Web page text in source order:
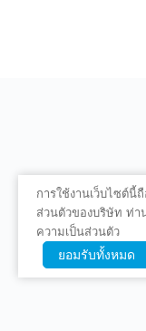
การใช้งานเว็บไซต์นี้
ส่วนตัวของบริษัท ท่า
ความเป็นส่วนตัว
ยอมรับทั้งหมด